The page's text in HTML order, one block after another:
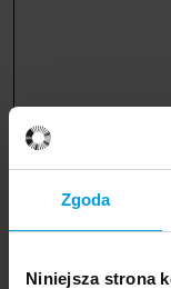
Zgoda
Niniejsza strona